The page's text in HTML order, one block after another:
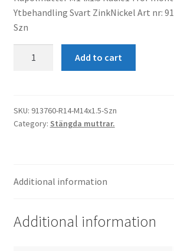
Ytbehandling Svart ZinkNickel Art nr:
Szn
quantity
Add to cart
SKU: 913760-R14-M14x1.5-Szn
Category: Stängda muttrar.
Additional information
Additional information